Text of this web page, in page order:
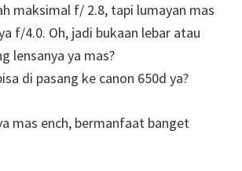
maksimal f/ 2.8, tapi lumayan mas
f/4.0. Oh, jadi bukaan lebar atau
lensanya ya mas?
di pasang ke canon 650d ya?
mas ench, bermanfaat banget